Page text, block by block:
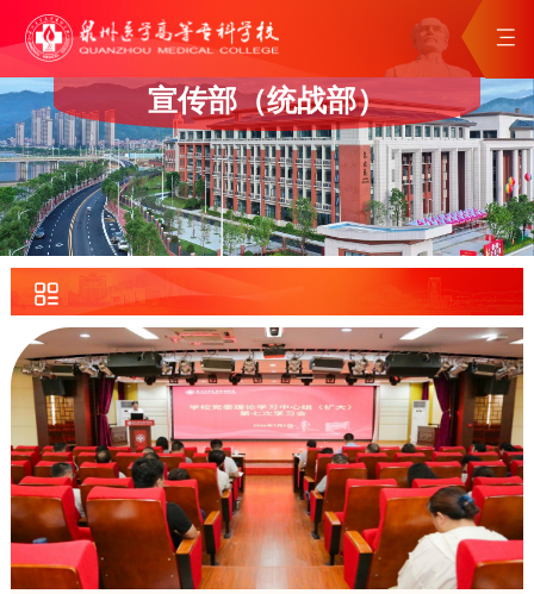
宣传部（统战部）